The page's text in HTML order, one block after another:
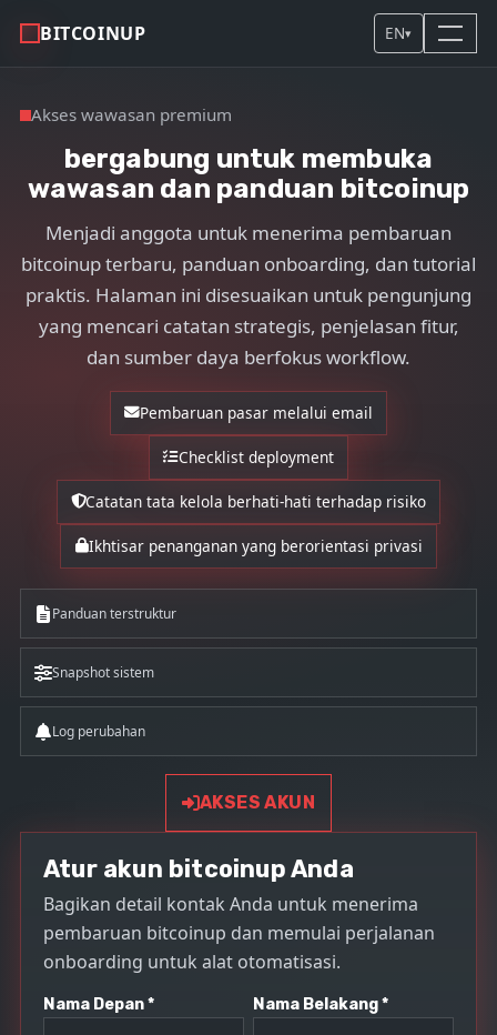
BITCOINUP EN▾
Akses wawasan premium
bergabung untuk membuka
wawasan dan panduan bitcoinup
Menjadi anggota untuk menerima pembaruan
bitcoinup terbaru, panduan onboarding, dan tutorial
praktis. Halaman ini disesuaikan untuk pengunjung
yang mencari catatan strategis, penjelasan fitur,
dan sumber daya berfokus workflow.
Pembaruan pasar melalui email
Checklist deployment
Catatan tata kelola berhati-hati terhadap risiko
Ikhtisar penanganan yang berorientasi privasi
Panduan terstruktur
Snapshot sistem
Log perubahan
AKSES AKUN
Atur akun bitcoinup Anda
Bagikan detail kontak Anda untuk menerima
pembaruan bitcoinup dan memulai perjalanan
onboarding untuk alat otomatisasi.
Nama Depan * Nama Belakang *